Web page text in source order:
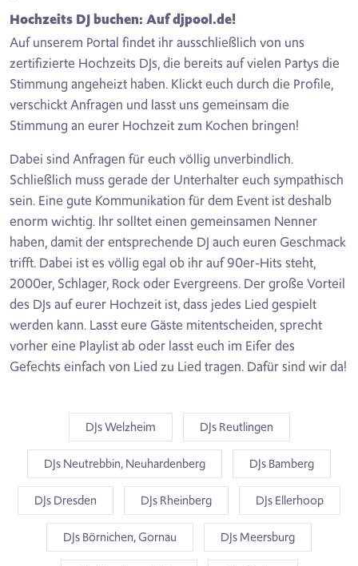
Hochzeits DJ buchen: Auf djpool.de!
Auf unserem Portal findet ihr ausschließlich von uns
zertifizierte Hochzeits DJs, die bereits auf vielen Partys die
Stimmung angeheizt haben. Klickt euch durch die Profile,
verschickt Anfragen und lasst uns gemeinsam die
Stimmung an eurer Hochzeit zum Kochen bringen!
Dabei sind Anfragen für euch völlig unverbindlich.
Schließlich muss gerade der Unterhalter euch sympathisch
sein. Eine gute Kommunikation für dem Event ist deshalb
enorm wichtig. Ihr solltet einen gemeinsamen Nenner
haben, damit der entsprechende DJ auch euren Geschmack
trifft. Dabei ist es völlig egal ob ihr auf 90er-Hits steht,
2000er, Schlager, Rock oder Evergreens. Der große Vorteil
des DJs auf eurer Hochzeit ist, dass jedes Lied gespielt
werden kann. Lasst eure Gäste mitentscheiden, sprecht
vorher eine Playlist ab oder lasst euch im Eifer des
Gefechts einfach von Lied zu Lied tragen. Dafür sind wir da!
DJs Welzheim DJs Reutlingen
DJs Neutrebbin, Neuhardenberg DJs Bamberg
DJs Dresden DJs Rheinberg DJs Ellerhoop
DJs Börnichen, Gornau DJs Meersburg